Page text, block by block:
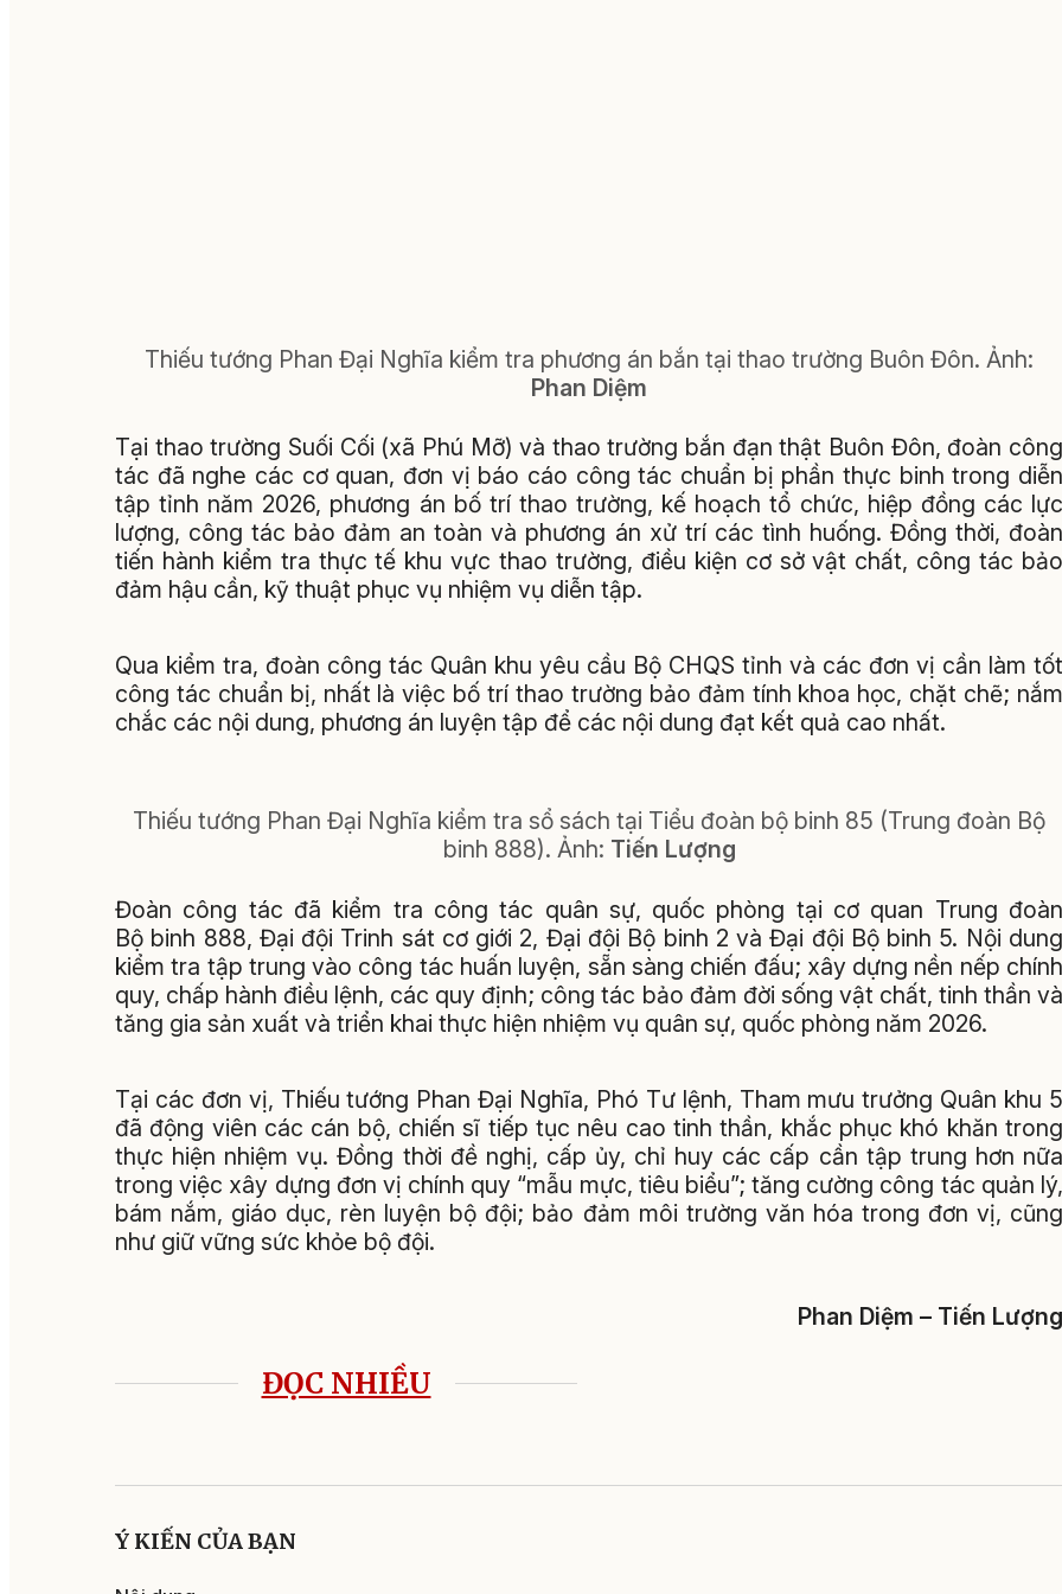
Thiếu tướng Phan Đại Nghĩa kiểm tra phương án bắn tại thao trường Buôn Đôn. Ảnh:
Phan Diệm
Tại thao trường Suối Cối (xã Phú Mỡ) và thao trường bắn đạn thật Buôn Đôn, đoàn công
tác đã nghe các cơ quan, đơn vị báo cáo công tác chuẩn bị phần thực binh trong diễn
tập tỉnh năm 2026, phương án bố trí thao trường, kế hoạch tổ chức, hiệp đồng các lực
lượng, công tác bảo đảm an toàn và phương án xử trí các tình huống. Đồng thời, đoàn
tiến hành kiểm tra thực tế khu vực thao trường, điều kiện cơ sở vật chất, công tác bảo
đảm hậu cần, kỹ thuật phục vụ nhiệm vụ diễn tập.
Qua kiểm tra, đoàn công tác Quân khu yêu cầu Bộ CHQS tỉnh và các đơn vị cần làm tốt
công tác chuẩn bị, nhất là việc bố trí thao trường bảo đảm tính khoa học, chặt chẽ; nắm
chắc các nội dung, phương án luyện tập để các nội dung đạt kết quả cao nhất.
Thiếu tướng Phan Đại Nghĩa kiểm tra sổ sách tại Tiểu đoàn bộ binh 85 (Trung đoàn Bộ
binh 888). Ảnh: Tiến Lượng
Đoàn công tác đã kiểm tra công tác quân sự, quốc phòng tại cơ quan Trung đoàn
Bộ binh 888, Đại đội Trinh sát cơ giới 2, Đại đội Bộ binh 2 và Đại đội Bộ binh 5. Nội dung
kiểm tra tập trung vào công tác huấn luyện, sẵn sàng chiến đấu; xây dựng nền nếp chính
quy, chấp hành điều lệnh, các quy định; công tác bảo đảm đời sống vật chất, tinh thần và
tăng gia sản xuất và triển khai thực hiện nhiệm vụ quân sự, quốc phòng năm 2026.
Tại các đơn vị, Thiếu tướng Phan Đại Nghĩa, Phó Tư lệnh, Tham mưu trưởng Quân khu 5
đã động viên các cán bộ, chiến sĩ tiếp tục nêu cao tinh thần, khắc phục khó khăn trong
thực hiện nhiệm vụ. Đồng thời đề nghị, cấp ủy, chỉ huy các cấp cần tập trung hơn nữa
trong việc xây dựng đơn vị chính quy “mẫu mực, tiêu biểu”; tăng cường công tác quản lý,
bám nắm, giáo dục, rèn luyện bộ đội; bảo đảm môi trường văn hóa trong đơn vị, cũng
như giữ vững sức khỏe bộ đội.
Phan Diệm – Tiến Lượng
ĐỌC NHIỀU
Ý KIẾN CỦA BẠN